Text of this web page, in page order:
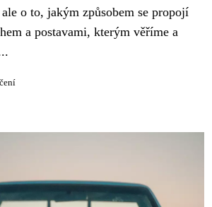
o to, jakým způsobem se propojí
a postavami, kterým věříme a